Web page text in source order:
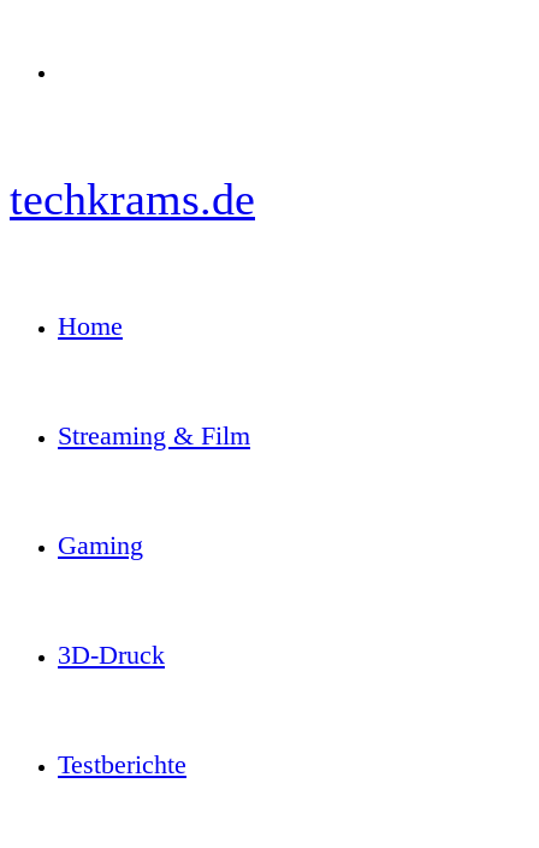
techkrams.de
Home
Streaming & Film
Gaming
3D-Druck
Testberichte